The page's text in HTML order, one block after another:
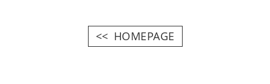
HOMEPAGE